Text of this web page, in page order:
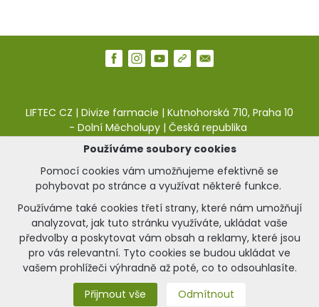
Používáme soubory cookies
Pomocí cookies vám umožňujeme efektivně se
pohybovat po stránce a využívat některé funkce.
Používáme také cookies třetí strany, které nám umožňují
analyzovat, jak tuto stránku využíváte, ukládat vaše
předvolby a poskytovat vám obsah a reklamy, které jsou
pro vás relevantní. Tyto cookies se budou ukládat ve
vašem prohlížeči výhradně až poté, co to odsouhlasíte.
Přijmout vše
Odmítnout
LIFTEC CZ | Divize farmacie | Kutnohorská 710, Praha 10
- Dolní Měcholupy | Česká republika
web:pharma.liftec.cz|e-shop:liftea.cz
Napište nám:
kontaktní formulář naleznete zde.
© 2025 Zdraví Liftea | Vytvořeno s respektem ke
zdraví a kráse.